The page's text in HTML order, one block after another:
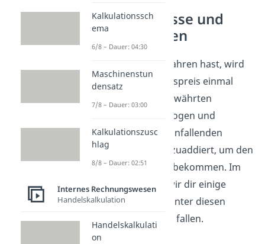
Preisnachlässe und
Bezugskosten
Wie du bereits erfahren hast, wird
vom Listeneinkaufspreis einmal
jegliche Art von gewährten
Nachlässen abgezogen und
anschließend die anfallenden
Bezugskosten hinzuaddiert, um den
Einstandspreis zu bekommen. Im
Folgenden listen wir dir einige
Beispiele auf, die unter diesen
beiden Kategorien fallen.
Kalkulationssch
ema
6/8 – Dauer: 04:30
Maschinenstun
densatz
7/8 – Dauer: 03:00
Kalkulationszusc
hlag
8/8 – Dauer: 02:51
Internes Rechnungswesen
Handelskalkulation
Handelskalkulati
on